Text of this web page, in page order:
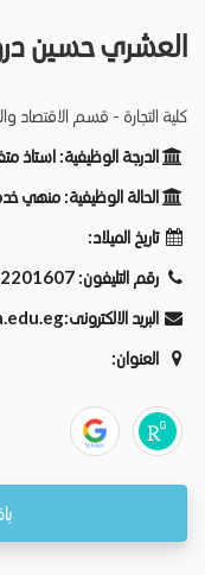
العشري حسين
كلية التجارة - قسم الاقتصاد
الدرجة الوظيفية: استاذ
الحالة الوظيفية: منهي
تاريخ الميلاد:
رقم التليفون:
البريد الالكترونى:
العنوان: